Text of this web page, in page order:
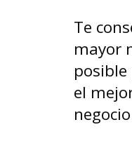
Te
mayor
el
negocio